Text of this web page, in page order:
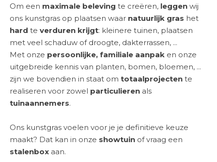
Om een maximale beleving te creëren, leggen wij
ons kunstgras op plaatsen waar natuurlijk gras het
hard te verduren krijgt: kleinere tuinen, plaatsen
met veel schaduw of droogte, dakterrassen, ...
Met onze persoonlijke, familiale aanpak en onze
uitgebreide kennis van planten, bomen, bloemen, ...
zijn we bovendien in staat om totaalprojecten te
realiseren voor zowel particulieren als
tuinaannemers.
Ons kunstgras voelen voor je je definitieve keuze
maakt? Dat kan in onze showtuin of vraag een
stalenbox aan.